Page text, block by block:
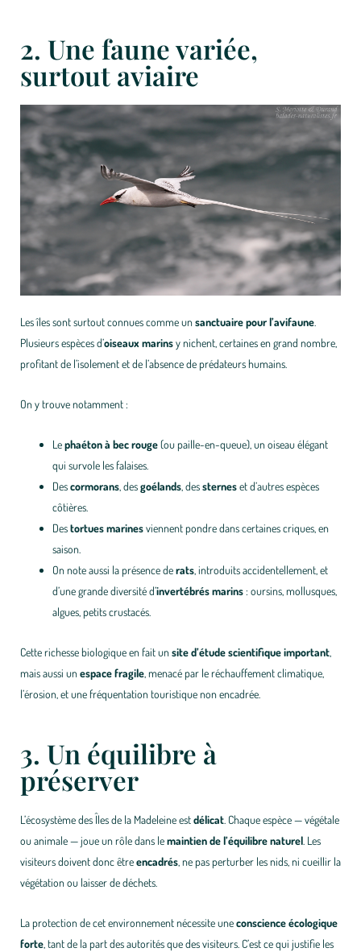
2. Une faune variée,
surtout aviaire
Les îles sont surtout connues comme unsanctuaire pour l’avifaune
Plusieurs espèces d’oiseaux marinsy nichent, certaines en grand nombre,
profitant de l’isolement et de l’absence de prédateurs humains.
On y trouve notamment :
Lephaéton à bec rouge(ou paille-en-queue), un oiseau élégant
qui survole les falaises.
Descormorans , desgoélands , dessterneset d’autres espèces
côtières.
Destortues marinesviennent pondre dans certaines criques, en
saison.
On note aussi la présence derats , introduits accidentellement, et
d’une grande diversité d’invertébrés marins: oursins, mollusques,
algues, petits crustacés.
Cette richesse biologique en fait unsite d’étude scientifique important
mais aussi unespace fragile , menacé par le réchauffement climatique,
l’érosion, et une fréquentation touristique non encadrée.
3. Un équilibre à
préserver
L’écosystème des Îles de la Madeleine estdélicat . Chaque espèce — végétale
ou animale — joue un rôle dans lemaintien de l’équilibre naturel . Les
visiteurs doivent donc êtreencadrés , ne pas perturber les nids, ni cueillir la
végétation ou laisser de déchets.
La protection de cet environnement nécessite uneconscience écologique
forte , tant de la part des autorités que des visiteurs. C’est ce qui justifie les